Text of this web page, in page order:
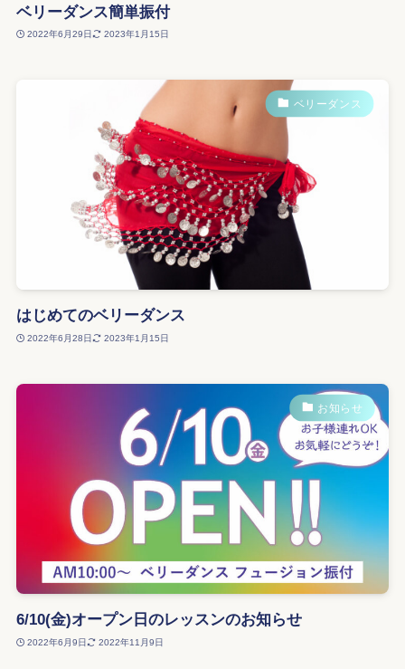
ベリーダンス簡単振付
2022年6月29日 2023年1月15日
ベリーダンス
はじめてのベリーダンス
2022年6月28日 2023年1月15日
お知らせ
6/10(金)オープン日のレッスンのお知らせ
2022年6月9日 2022年11月9日